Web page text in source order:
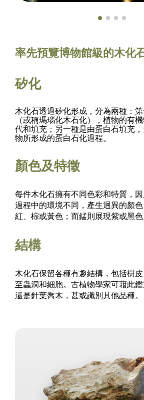
率先預覽博物館級的木化
矽化
木化石透過矽化形成，分為兩種：
（或稱瑪瑙化木石化），植物的有
代和填充；另一種是由蛋白石填充
物所形成的蛋白石化過程。
顏色及特徵
每件木化石擁有不同色彩和特質，
過程中的環境不同，產生迥異的顏
紅、棕或黃色；而錳則展現紫或黑色
結構
木化石保留各種有趣結構，包括樹
至蟲洞和細胞。古植物學家可藉此
還是針葉喬木，甚或識別其他品種。